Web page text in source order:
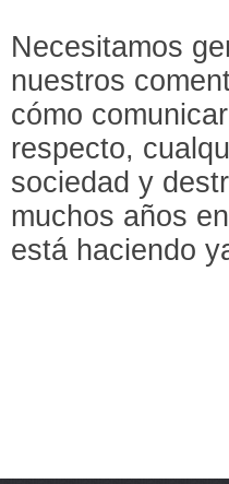
Necesitamos
nuestros
cómo
respecto,
sociedad y
muchos años
está haciendo